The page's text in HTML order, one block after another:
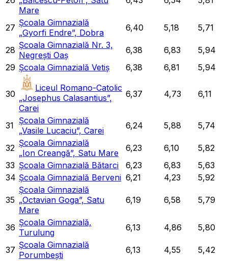
Mare
27 Școala Gimnazială
„Gyorfi Endre”, Dobra
6,40 5,18 5,71
28 Școala Gimnazială Nr. 3,
Negrești Oaș
6,38 6,83
5,94
29 Școala Gimnazială Vetiș 6,38 6,81 5,94
30
Liceul Romano-Catolic
„Josephus Calasantius”,
Carei
6,37 4,73 6,11
31 Școala Gimnazială
„Vasile Lucaciu”, Carei
6,24 5,88 5,74
32 Școala Gimnazială
„Ion Creangă”, Satu Mare
6,23 6,10
5,82
33 Școala Gimnazială Bătarci 6,23 6,83
5,63
34 Școala Gimnazială Berveni 6,21 4,23 5,92
35
Școala Gimnazială
„Octavian Goga”, Satu
Mare
6,19 6,58 5,79
36 Școala Gimnazială,
Turulung
6,13 4,86 5,80
37 Școala Gimnazială
Porumbești
6,13 4,55 5,42